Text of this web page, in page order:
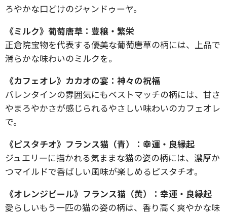
ろやかな口どけのジャンドゥーヤ。
《ミルク》葡萄唐草：豊穣・繁栄
正倉院宝物を代表する優美な葡萄唐草の柄には、上品で
滑らかな味わいのミルクを。
《カフェオレ》カカオの宴：神々の祝福
バレンタインの雰囲気にもベストマッチの柄には、甘さ
やまろやかさが感じられるやさしい味わいのカフェオレ
で。
《ピスタチオ》フランス猫（青）：幸運・良縁起
ジュエリーに描かれる気ままな猫の姿の柄には、濃厚か
つマイルドで香ばしい風味が楽しめるピスタチオ。
《オレンジピール》フランス猫（黄）：幸運・良縁起
愛らしいもう一匹の猫の姿の柄は、香り高く爽やかな味